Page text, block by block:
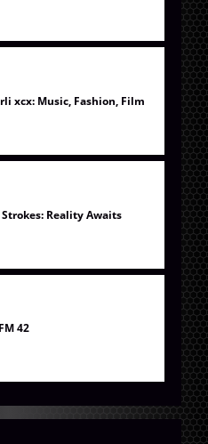
xcx: Music, Fashion, Film
Strokes: Reality Awaits
42